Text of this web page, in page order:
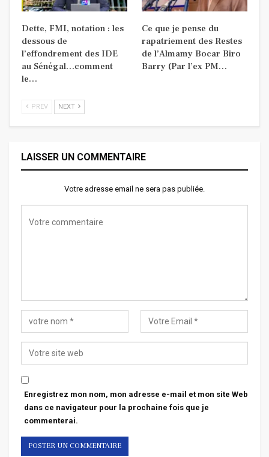
Dette, FMI, notation : les
dessous de
l’effondrement des IDE
au Sénégal…comment
le…
Ce que je pense du
rapatriement des Restes
de l’Almamy Bocar Biro
Barry (Par l’ex PM…
PREV NEXT
LAISSER UN COMMENTAIRE
Votre adresse email ne sera pas publiée.
Enregistrez mon nom, mon adresse e-mail et mon site Web
dans ce navigateur pour la prochaine fois que je
commenterai.